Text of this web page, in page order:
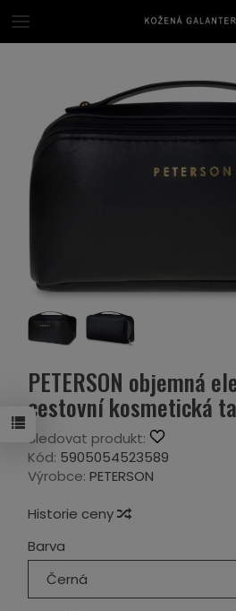
PETERSON objemná
cestovní kosmetická
Sledovat produkt:
Kód: 5905054523589
Výrobce: PETERSON
Historie ceny
Barva
Černá